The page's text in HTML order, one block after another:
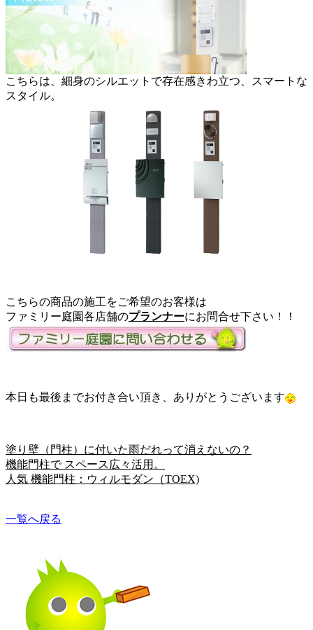
こちらは、細身のシルエットで存在感きわ立つ、スマートな
スタイル。
こちらの商品の施工をご希望のお客様は
ファミリー庭園各店舗のプランナーにお問合せ下さい！！
本日も最後までお付き合い頂き、ありがとうございます
塗り壁（門柱）に付いた雨だれって消えないの？
機能門柱で スペース広々活用。
人気 機能門柱：ウィルモダン（TOEX)
一覧へ戻る